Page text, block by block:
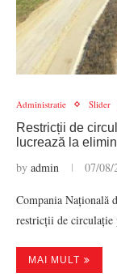
Administratie Slider
Restricții de
lucrează la
by admin 07/08/
Compania Națională
restricții de
MAI MULT